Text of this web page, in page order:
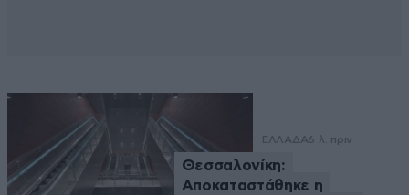
ΕΛΛΑΔΑ6 λ. πριν
Θεσσαλονίκη:
Αποκαταστάθηκε η